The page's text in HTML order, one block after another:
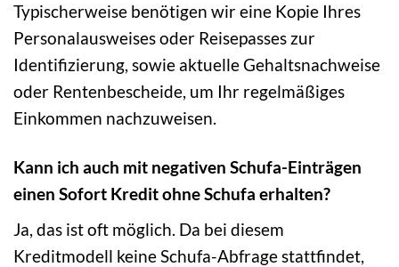
Typischerweise benötigen wir eine Kopie Ihres
Personalausweises oder Reisepasses zur
Identifizierung, sowie aktuelle Gehaltsnachweise
oder Rentenbescheide, um Ihr regelmäßiges
Einkommen nachzuweisen.
Kann ich auch mit negativen Schufa-Einträgen
einen Sofort Kredit ohne Schufa erhalten?
Ja, das ist oft möglich. Da bei diesem
Kreditmodell keine Schufa-Abfrage stattfindet,